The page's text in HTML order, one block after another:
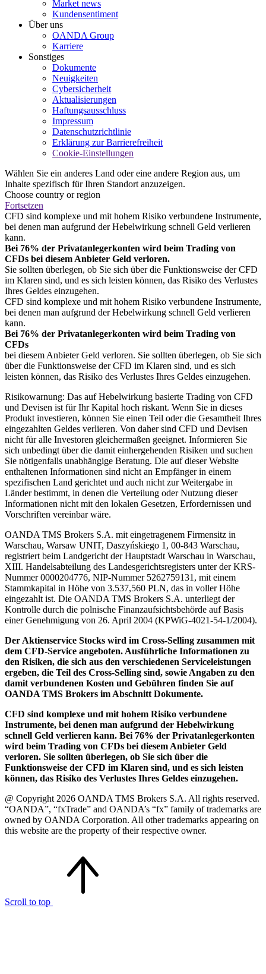
Market news
Kundensentiment
Über uns
OANDA Group
Karriere
Sonstiges
Dokumente
Neuigkeiten
Cybersicherheit
Aktualisierungen
Haftungsausschluss
Impressum
Datenschutzrichtlinie
Erklärung zur Barrierefreiheit
Cookie-Einstellungen
Wählen Sie ein anderes Land oder eine andere Region aus, um
Inhalte spezifisch für Ihren Standort anzuzeigen.
Choose country or region
Fortsetzen
CFD sind komplexe und mit hohem Risiko verbundene Instrumente,
bei denen man aufgrund der Hebelwirkung schnell Geld verlieren
kann.
Bei 76% der Privatanlegerkonten wird beim Trading von
CFDs bei diesem Anbieter Geld verloren.
Sie sollten überlegen, ob Sie sich über die Funktionsweise der CFD
im Klaren sind, und es sich leisten können, das Risiko des Verlustes
Ihres Geldes einzugehen.
CFD sind komplexe und mit hohem Risiko verbundene Instrumente,
bei denen man aufgrund der Hebelwirkung schnell Geld verlieren
kann.
Bei 76% der Privatanlegerkonten wird beim Trading von
CFDs
bei diesem Anbieter Geld verloren. Sie sollten überlegen, ob Sie sich
über die Funktionsweise der CFD im Klaren sind, und es sich
leisten können, das Risiko des Verlustes Ihres Geldes einzugehen.
Risikowarnung: Das auf Hebelwirkung basierte Trading von CFD
und Devisen ist für Ihr Kapital hoch riskant. Wenn Sie in dieses
Produkt investieren, können Sie einen Teil oder die Gesamtheit Ihres
eingezahlten Geldes verlieren. Von daher sind CFD und Devisen
nicht für alle Investoren gleichermaßen geeignet. Informieren Sie
sich unbedingt über die damit einhergehenden Risiken und suchen
Sie nötigenfalls unabhängige Beratung. Die auf dieser Website
enthaltenen Informationen sind nicht an Empfänger in einem
spezifischen Land gerichtet und auch nicht zur Weitergabe in
Länder bestimmt, in denen die Verteilung oder Nutzung dieser
Informationen nicht mit den lokalen Gesetzen, Erfordernissen und
Vorschriften vereinbar wäre.
OANDA TMS Brokers S.A. mit eingetragenem Firmensitz in
Warschau, Warsaw UNIT, Daszyńskiego 1, 00-843 Warschau,
registriert beim Landgericht der Hauptstadt Warschau in Warschau,
XIII. Handelsabteilung des Landesgerichtsregisters unter der KRS-
Nummer 0000204776, NIP-Nummer 5262759131, mit einem
Stammkapital in Höhe von 3.537,560 PLN, das in voller Höhe
eingezahlt ist. Die OANDA TMS Brokers S.A. unterliegt der
Kontrolle durch die polnische Finanzaufsichtsbehörde auf Basis
einer Genehmigung von 26. April 2004 (KPWiG-4021-54-1/2004).
Der Aktienservice Stocks wird im Cross-Selling zusammen mit
dem CFD-Service angeboten. Ausführliche Informationen zu
den Risiken, die sich aus den verschiedenen Serviceleistungen
ergeben, die Teil des Cross-Selling sind, sowie Angaben zu den
damit verbundenen Kosten und Gebühren finden Sie auf
OANDA TMS Brokers im Abschnitt Dokumente.
CFD sind komplexe und mit hohem Risiko verbundene
Instrumente, bei denen man aufgrund der Hebelwirkung
schnell Geld verlieren kann. Bei 76% der Privatanlegerkonten
wird beim Trading von CFDs bei diesem Anbieter Geld
verloren. Sie sollten überlegen, ob Sie sich über die
Funktionsweise der CFD im Klaren sind, und es sich leisten
können, das Risiko des Verlustes Ihres Geldes einzugehen.
@ Copyright 2026 OANDA TMS Brokers S.A. All rights reserved.
“OANDA”, “fxTrade” and OANDA’s “fx” family of trademarks are
owned by OANDA Corporation. All other trademarks appearing on
this website are the property of their respective owner.
Scroll to top